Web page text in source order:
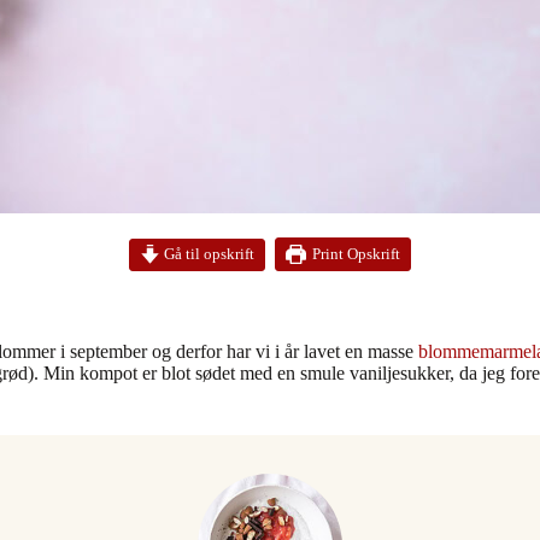
Gå til opskrift Print Opskrift
i september og derfor har vi i år lavet en masse
Min kompot er blot sødet med en smule vaniljesukker, da jeg